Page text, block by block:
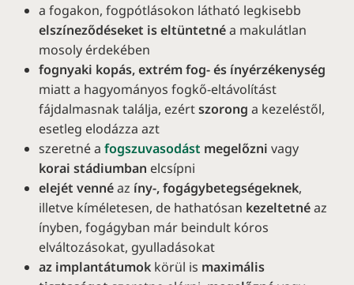
a fogakon, fogpótlásokon látható legkisebb
elszíneződéseket is eltüntetnéa makulátlan
mosoly érdekében
fognyaki kopás, extrém fog- és ínyérzékenység
miatt a hagyományos fogkő-eltávolítást
fájdalmasnak találja, ezértszorong a kezeléstől,
esetleg elodázza azt
szeretné a fogszuvasodást megelőzni vagy
korai stádiumban elcsípni
elejét vennéaz íny-, fogágybetegségeknek,
illetve kíméletesen, de hathatósan kezeltetnéaz
ínyben, fogágyban már beindult kóros
elváltozásokat, gyulladásokat
az implantátumok körül is maximális